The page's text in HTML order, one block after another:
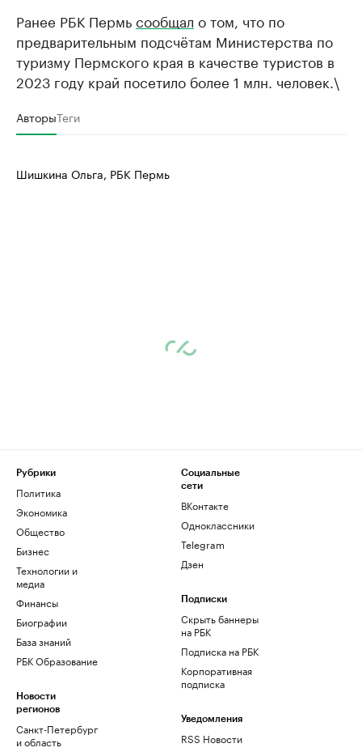
Ранее РБК Пермьсообщал о том, что по
предварительным подсчётам Министерства по
туризму Пермского края в качестве туристов в
2023 году край посетило более 1 млн. человек.\
АвторыТеги
Шишкина Ольга, РБК Пермь
Рубрики
Политика
Экономика
Общество
Бизнес
Технологии и
медиа
Финансы
Биографии
База знаний
РБК Образование
Новости
регионов
Санкт-Петербург
и область
Социальные
сети
ВКонтакте
Одноклассники
Telegram
Дзен
Подписки
Скрыть баннеры
на РБК
Подписка на РБК
Корпоративная
подписка
Уведомления
RSS Новости